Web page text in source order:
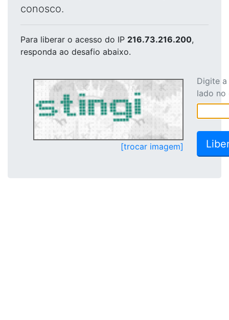
conosco.
Para liberar o acesso do IP 216.73.216.200,
responda ao desafio abaixo.
[trocar imagem]
Digite
lado no